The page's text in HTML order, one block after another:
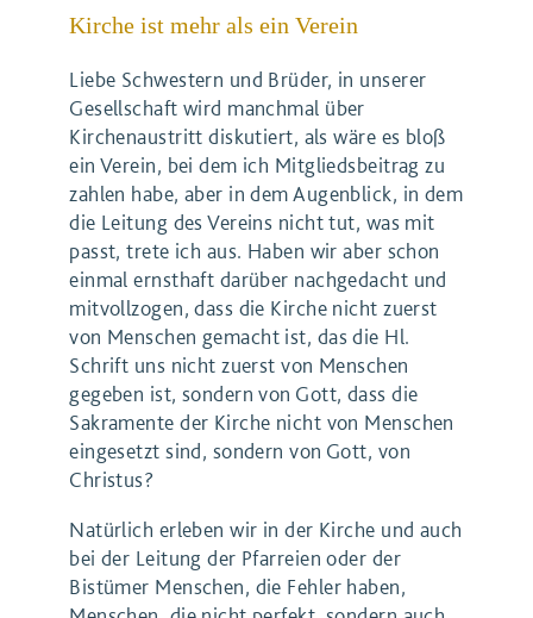
Kirche ist mehr als ein Verein
Liebe Schwestern und Brüder, in unserer
Gesellschaft wird manchmal über
Kirchenaustritt diskutiert, als wäre es bloß
ein Verein, bei dem ich Mitgliedsbeitrag zu
zahlen habe, aber in dem Augenblick, in dem
die Leitung des Vereins nicht tut, was mit
passt, trete ich aus. Haben wir aber schon
einmal ernsthaft darüber nachgedacht und
mitvollzogen, dass die Kirche nicht zuerst
von Menschen gemacht ist, das die Hl.
Schrift uns nicht zuerst von Menschen
gegeben ist, sondern von Gott, dass die
Sakramente der Kirche nicht von Menschen
eingesetzt sind, sondern von Gott, von
Christus?
Natürlich erleben wir in der Kirche und auch
bei der Leitung der Pfarreien oder der
Bistümer Menschen, die Fehler haben,